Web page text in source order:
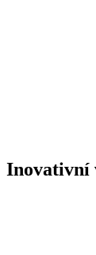
Inovativní